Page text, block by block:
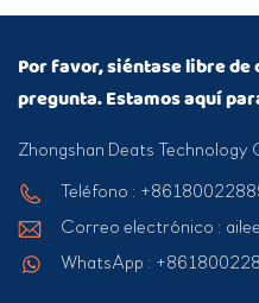
Por favor, siéntase libre
pregunta. Estamos aquí
Zhongshan Deats Technology
Teléfono :
Correo electrónico :
WhatsApp :